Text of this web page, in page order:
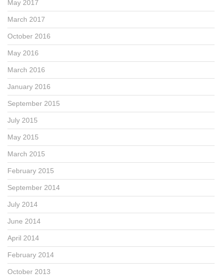
May 2017
March 2017
October 2016
May 2016
March 2016
January 2016
September 2015
July 2015
May 2015
March 2015
February 2015
September 2014
July 2014
June 2014
April 2014
February 2014
October 2013